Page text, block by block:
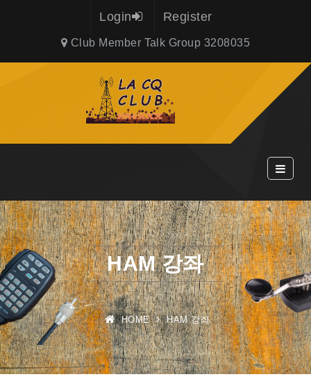
Login Register
Club Member Talk Group 3208035
HAM 강좌
HOME HAM 강좌